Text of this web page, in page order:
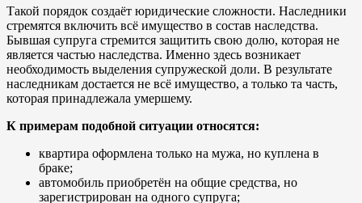
Такой порядок создаёт юридические сложности. Наследники
стремятся включить всё имущество в состав наследства.
Бывшая супруга стремится защитить свою долю, которая не
является частью наследства. Именно здесь возникает
необходимость выделения супружеской доли. В результате
наследникам достается не всё имущество, а только та часть,
которая принадлежала умершему.
К примерам подобной ситуации относятся:
квартира оформлена только на мужа, но куплена в
браке;
автомобиль приобретён на общие средства, но
зарегистрирован на одного супруга;